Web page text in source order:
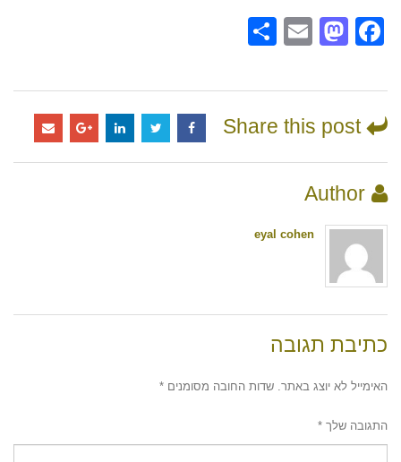
Facebook
Mastodon
Email
Share this post
Author
eyal cohen
כתיבת תגובה
האימייל לא יוצג באתר. שדות החובה מסומנים *
התגובה שלך *